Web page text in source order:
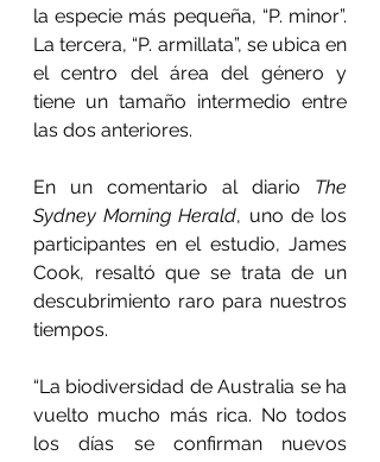
la especie más pequeña, “P. minor”.
La tercera, “P. armillata”, se ubica en
el centro del área del género y
tiene un tamaño intermedio entre
las dos anteriores.
En un comentario al diario The
Sydney Morning Herald, uno de los
participantes en el estudio, James
Cook, resaltó que se trata de un
descubrimiento raro para nuestros
tiempos.
“La biodiversidad de Australia se ha
vuelto mucho más rica. No todos
los días se confirman nuevos